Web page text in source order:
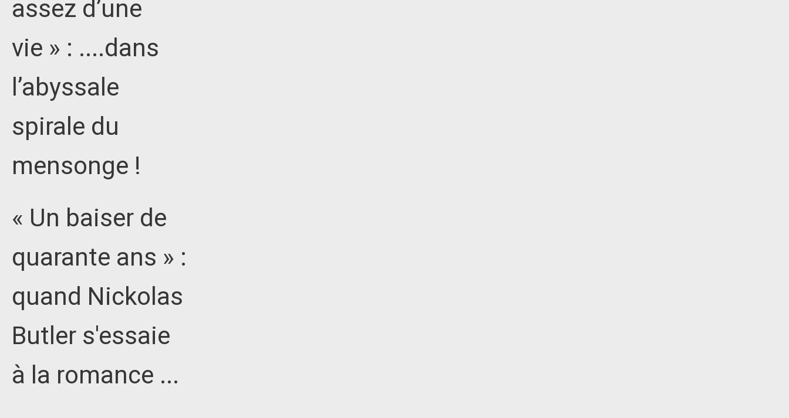
assez d’une
vie » : ....dans
l’abyssale
spirale du
mensonge !
« Un baiser de
quarante ans » :
quand Nickolas
Butler s'essaie
à la romance ...